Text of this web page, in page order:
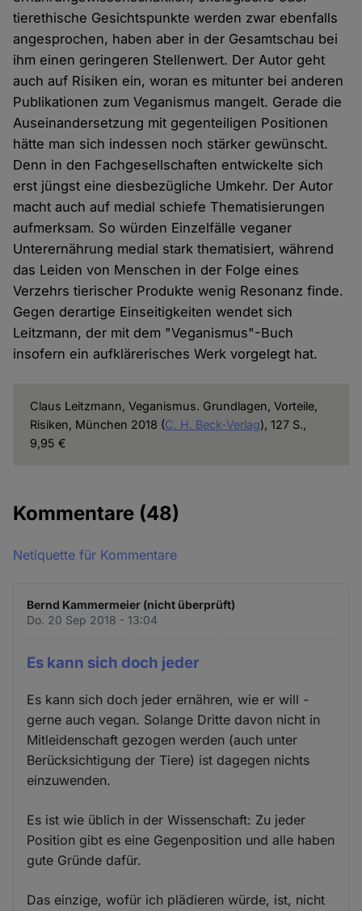
tierethische Gesichtspunkte werden zwar ebenfalls
angesprochen, haben aber in der Gesamtschau bei
ihm einen geringeren Stellenwert. Der Autor geht
auch auf Risiken ein, woran es mitunter bei anderen
Publikationen zum Veganismus mangelt. Gerade die
Auseinandersetzung mit gegenteiligen Positionen
hätte man sich indessen noch stärker gewünscht.
Denn in den Fachgesellschaften entwickelte sich
erst jüngst eine diesbezügliche Umkehr. Der Autor
macht auch auf medial schiefe Thematisierungen
aufmerksam. So würden Einzelfälle veganer
Unterernährung medial stark thematisiert, während
das Leiden von Menschen in der Folge eines
Verzehrs tierischer Produkte wenig Resonanz finde.
Gegen derartige Einseitigkeiten wendet sich
Leitzmann, der mit dem "Veganismus"-Buch
insofern ein aufklärerisches Werk vorgelegt hat.
Claus Leitzmann, Veganismus. Grundlagen, Vorteile,
Risiken, München 2018 (C. H. Beck-Verlag), 127 S.,
9,95 €
Kommentare (48)
Netiquette für Kommentare
Bernd Kammermeier (nicht überprüft)
Do. 20 Sep 2018 - 13:04
Es kann sich doch jeder
Es kann sich doch jeder ernähren, wie er will -
gerne auch vegan. Solange Dritte davon nicht in
Mitleidenschaft gezogen werden (auch unter
Berücksichtigung der Tiere) ist dagegen nichts
einzuwenden.
Es ist wie üblich in der Wissenschaft: Zu jeder
Position gibt es eine Gegenposition und alle haben
gute Gründe dafür.
Das einzige, wofür ich plädieren würde, ist, nicht